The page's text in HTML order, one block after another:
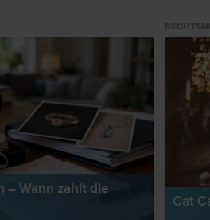
– Wann zahlt die
Cat